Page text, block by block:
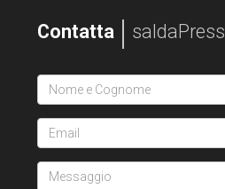
Contatta saldaPress